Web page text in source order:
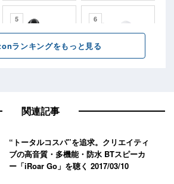
関連記事
“トータルコスパ”を追求。クリエイティ
ブの高音質・多機能・防水 BTスピーカ
ー「iRoar Go」を聴く2017/03/10